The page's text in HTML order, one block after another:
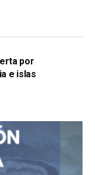
por
e islas